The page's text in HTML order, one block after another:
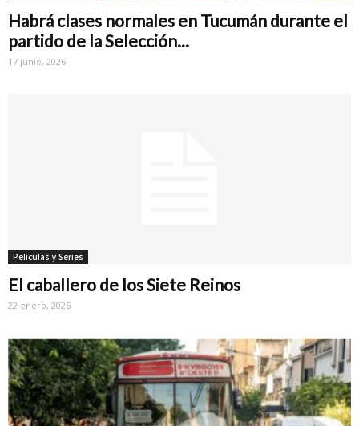
Habrá clases normales en Tucumán durante el
partido de la Selección...
17 junio, 2026
Peliculas y Series
El caballero de los Siete Reinos
22 enero, 2026